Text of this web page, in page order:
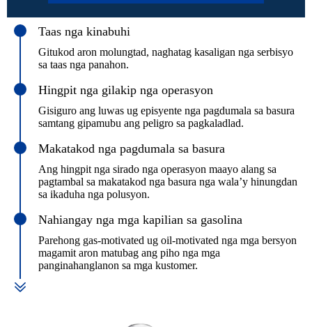
Taas nga kinabuhi
Gitukod aron molungtad, naghatag kasaligan nga serbisyo
sa taas nga panahon.
Hingpit nga gilakip nga operasyon
Gisiguro ang luwas ug episyente nga pagdumala sa basura
samtang gipamubu ang peligro sa pagkaladlad.
Makatakod nga pagdumala sa basura
Ang hingpit nga sirado nga operasyon maayo alang sa
pagtambal sa makatakod nga basura nga wala’y hinungdan
sa ikaduha nga polusyon.
Nahiangay nga mga kapilian sa gasolina
Parehong gas-motivated ug oil-motivated nga mga bersyon
magamit aron matubag ang piho nga mga
panginahanglanon sa mga kustomer.